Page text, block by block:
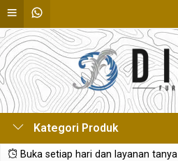
Kategori Produk
Buka setiap hari dan layanan